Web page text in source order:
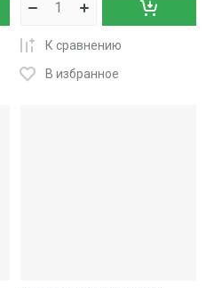
К сравнению
В избранное